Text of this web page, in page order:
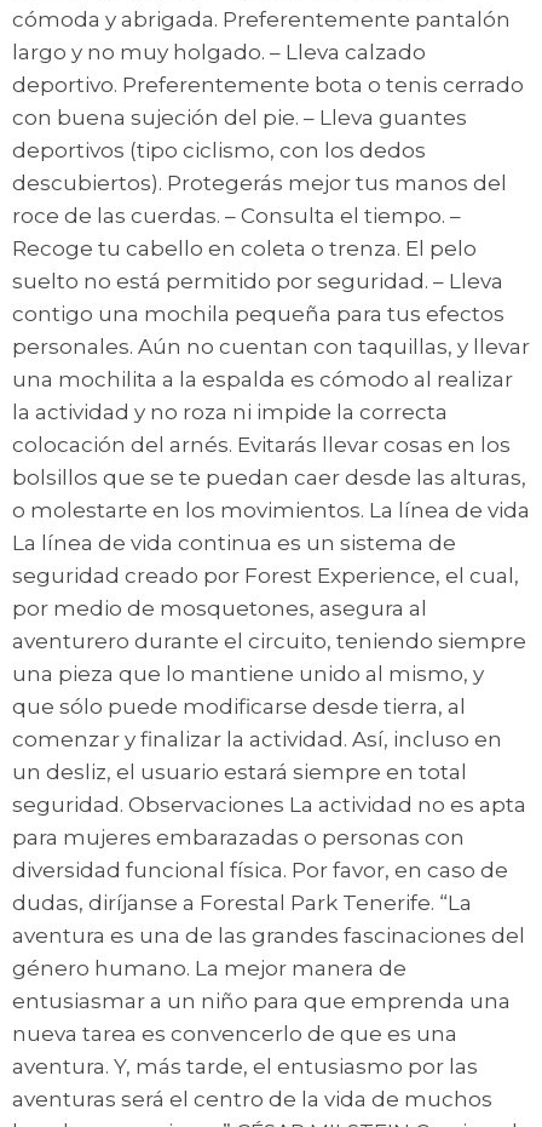
cómoda y abrigada. Preferentemente pantalón
largo y no muy holgado. – Lleva calzado
deportivo. Preferentemente bota o tenis cerrado
con buena sujeción del pie. – Lleva guantes
deportivos (tipo ciclismo, con los dedos
descubiertos). Protegerás mejor tus manos del
roce de las cuerdas. – Consulta el tiempo. –
Recoge tu cabello en coleta o trenza. El pelo
suelto no está permitido por seguridad. – Lleva
contigo una mochila pequeña para tus efectos
personales. Aún no cuentan con taquillas, y llevar
una mochilita a la espalda es cómodo al realizar
la actividad y no roza ni impide la correcta
colocación del arnés. Evitarás llevar cosas en los
bolsillos que se te puedan caer desde las alturas,
o molestarte en los movimientos. La línea de vida
La línea de vida continua es un sistema de
seguridad creado por Forest Experience, el cual,
por medio de mosquetones, asegura al
aventurero durante el circuito, teniendo siempre
una pieza que lo mantiene unido al mismo, y
que sólo puede modificarse desde tierra, al
comenzar y finalizar la actividad. Así, incluso en
un desliz, el usuario estará siempre en total
seguridad. Observaciones La actividad no es apta
para mujeres embarazadas o personas con
diversidad funcional física. Por favor, en caso de
dudas, diríjanse a Forestal Park Tenerife. “La
aventura es una de las grandes fascinaciones del
género humano. La mejor manera de
entusiasmar a un niño para que emprenda una
nueva tarea es convencerlo de que es una
aventura. Y, más tarde, el entusiasmo por las
aventuras será el centro de la vida de muchos